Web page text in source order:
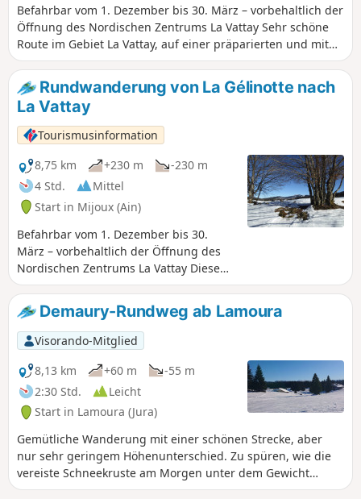
Befahrbar vom 1. Dezember bis 30. März – vorbehaltlich der
Öffnung des Nordischen Zentrums La Vattay Sehr schöne
Route im Gebiet La Vattay, auf einer präparierten und mit
violetten Markierungen versehenen Strecke, die mit
Kindern befahrbar ist und durch das Nationale
Naturschutzgebiet Haute Chaîne du Jura führt (Sie müssen
die geltenden Vorschriften einhalten). Der Zugang zum
Gebiet La Vattay ist kostenpflichtig.
Rundwanderung von La Gélinotte nach
La Vattay
Tourismusinformation
8,75 km
+230 m
-230 m
4 Std.
Mittel
Start in Mijoux (Ain)
Befahrbar vom 1. Dezember bis 30.
März – vorbehaltlich der Öffnung des
Nordischen Zentrums La Vattay Diese
Wanderung auf dem Jura-Plateau, in
einem weitläufigen Gebiet, das
nordischen Aktivitäten gewidmet ist,
führt uns zum Gipfel des Gélinotte, von
wo aus man einen atemberaubenden
Blick auf die Alpen und den Mont Blanc
hat. Die Markierungen (violette Pfähle
und Wegweiser) sind sehr gut
angebracht.Sehr schöne Route auf dem
Gebiet von La Vattay, die durch das
Nationale Naturschutzgebiet Haute
Chaîne du Jura führt (die geltenden
Vorschriften müssen eingehalten
Demaury-Rundweg ab Lamoura
Visorando-Mitglied
8,13 km
+60 m
-55 m
2:30 Std.
Leicht
Start in Lamoura (Jura)
Gemütliche Wanderung mit einer schönen Strecke, aber
nur sehr geringem Höhenunterschied. Zu spüren, wie die
vereiste Schneekruste am Morgen unter dem Gewicht
unserer ersten Schritte aufbricht, ist ein wahrer